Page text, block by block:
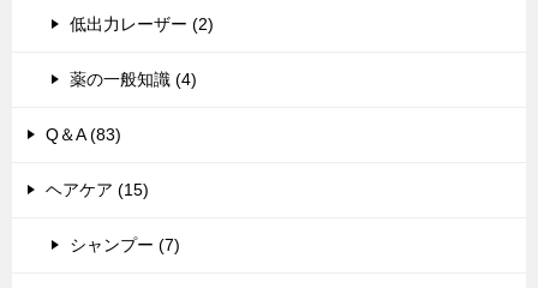
低出力レーザー (2)
薬の一般知識 (4)
Q＆A (83)
ヘアケア (15)
シャンプー (7)